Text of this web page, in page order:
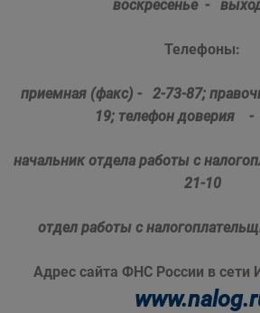
воскресенье -
Телефоны:
приемная (факс) - 2-73-87;
19; телефон доверия -
начальник отдела работы с
21-10
отдел работы с
Адрес сайта ФНС России в сети